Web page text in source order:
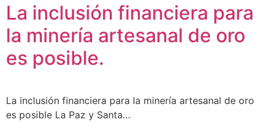
La inclusión financiera para
la minería artesanal de oro
es posible.
La inclusión financiera para la minería artesanal de oro
es posible La Paz y Santa…